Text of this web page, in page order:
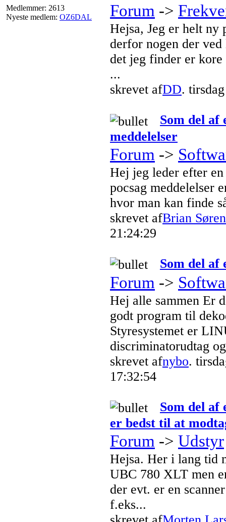
Medlemmer: 2613
Nyeste medlem: OZ6DAL Forum ->
Hejsa, Jeg er helt ny
derfor nogen der
det jeg finder er
...
skrevet afDD.
Som del af
meddelelser
Forum ->
Hej jeg leder efter
pocsag meddelelser
hvor man kan finde
skrevet afBrian
21:24:29
Som del af
Forum ->
Hej alle sammen Er
godt program til
Styresystemet er
discriminatorudtag
skrevet afnybo.
17:32:54
Som del af
er bedst til at
Forum -> Udstyr
Hejsa. Her i lang tid
UBC 780 XLT men
der evt. er en
f.eks...